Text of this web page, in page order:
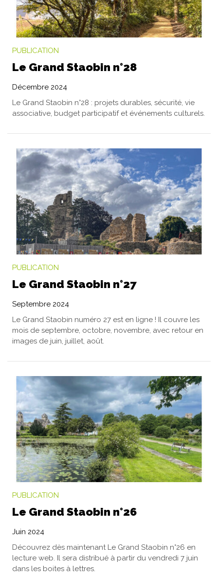
PUBLICATION
Le Grand Staobin n°28
Décembre 2024
Le Grand Staobin n°28 : projets durables, sécurité, vie
associative, budget participatif et événements culturels.
PUBLICATION
Le Grand Staobin n°27
Septembre 2024
Le Grand Staobin numéro 27 est en ligne ! Il couvre les
mois de septembre, octobre, novembre, avec retour en
images de juin, juillet, août.
PUBLICATION
Le Grand Staobin n°26
Juin 2024
Découvrez dès maintenant Le Grand Staobin n°26 en
lecture web. Il sera distribué à partir du vendredi 7 juin
dans les boites à lettres.